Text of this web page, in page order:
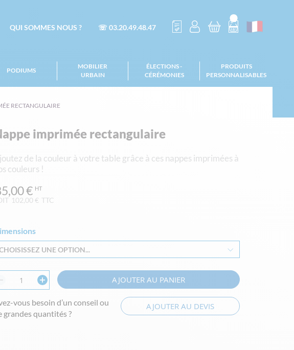
QUI SOMMES NOUS ? ☏ 03.20.49.48.47
PODIUMS
MOBILIER
URBAIN
ÉLECTIONS -
CÉRÉMONIES
PRODUITS
PERSONNALISABLES
RECTANGULAIRE
imprimée rectangulaire
de la couleur à votre table grâce à ces nappes imprimées à
couleurs !
102,00 € TTC
€
UNE OPTION...
AJOUTER AU PANIER
vous besoin d’un conseil ou
grandes quantités ?
AJOUTER AU DEVIS